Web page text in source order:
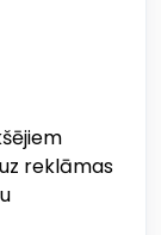
reklāmas